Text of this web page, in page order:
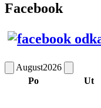
Facebook
August2026
Po
Ut